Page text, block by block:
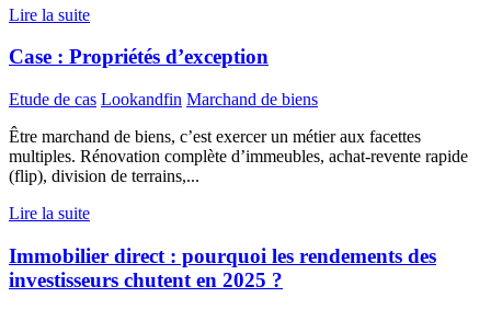
Lire la suite
Case : Propriétés d’exception
Etude de cas Lookandfin Marchand de biens
Être marchand de biens, c’est exercer un métier aux facettes
multiples. Rénovation complète d’immeubles, achat-revente rapide
(flip), division de terrains,...
Lire la suite
Immobilier direct : pourquoi les rendements des
investisseurs chutent en 2025 ?